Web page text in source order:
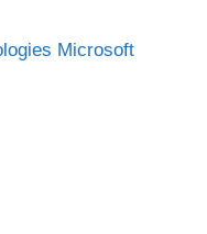
Microsoft